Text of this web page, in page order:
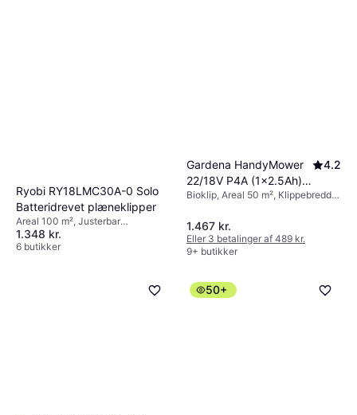
Ryobi RY18LMC30A-0 Solo
Batteridrevet plæneklipper
Areal 100 m², Justerbar
håndtagshøjde, Klippebredde
(maks) 30 cm
1.348 kr.
6 butikker
Gardena HandyMower
22/18V P4A (1x2.5Ah)
Batteridrevet
4.2
Bioklip, Areal 50 m², Klippebredde
1.467 kr.
Eller 3 betalinger af 489 kr.
9+ butikker
50+